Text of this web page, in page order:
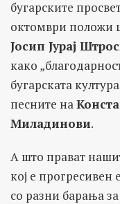
бугарските
октомври положи
Јосип Јурај
како
бугарската
песните на
Миладинови.
А што прават
кој е прогресивен
со разни барања